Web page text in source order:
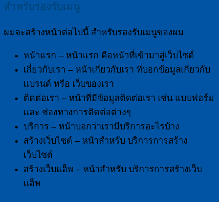
สำหรับรองรับเมนู
ผมจะสร้างหน้าต่อไปนี้ สำหรับรองรับเมนูของผม
หน้าแรก – หน้าแรก คือหน้าที่เข้ามาสู่เว็บไซต์
เกี่ยวกับเรา – หน้าเกี่ยวกับเรา ที่บอกข้อมูลเกี่ยวกับ
แบรนด์ หรือ เว็บของเรา
ติดต่อเรา – หน้าที่มีข้อมูลติดต่อเรา เช่น แบบฟอร์ม
และ ช่องทางการติดต่อต่างๆ
บริการ – หน้าบอกว่าเรามีบริการอะไรบ้าง
สร้างเว็บไซต์ – หน้าสำหรับ บริการการสร้าง
เว็บไซต์
สร้างเว็บแอ็พ – หน้าสำหรับ บริการการสร้างเว็บ
แอ็พ